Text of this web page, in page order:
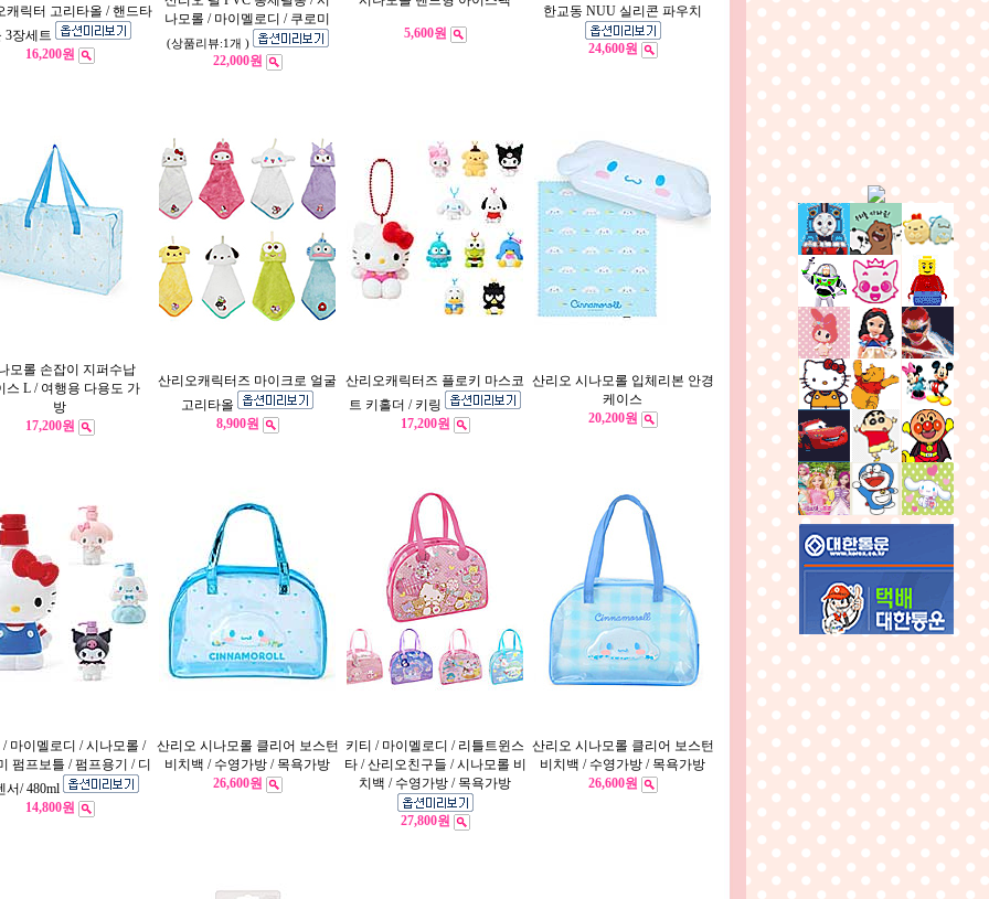
캐릭터 고리타올 / 핸드타
3장세트
16,200원
나모롤 / 마이멜로디 / 쿠로미
(상품리뷰:1개 )
22,000원
5,600원
한교동 NUU 실리콘 파우치
24,600원
모롤 손잡이 지퍼수납
스 L / 여행용 다용도 가
방
17,200원
산리오캐릭터즈 마이크로 얼굴
고리타올
8,900원
산리오캐릭터즈 플로키 마스코
트 키홀더 / 키링
17,200원
산리오 시나모롤 입체리본 안경
케이스
20,200원
/ 마이멜로디 / 시나모롤 /
펌프보틀 / 펌프용기 / 디
서/ 480ml
14,800원
산리오 시나모롤 클리어 보스턴
비치백 / 수영가방 / 목욕가방
26,600원
키티 / 마이멜로디 / 리틀트윈스
타 / 산리오친구들 / 시나모롤 비
치백 / 수영가방 / 목욕가방
27,800원
산리오 시나모롤 클리어 보스턴
비치백 / 수영가방 / 목욕가방
26,600원